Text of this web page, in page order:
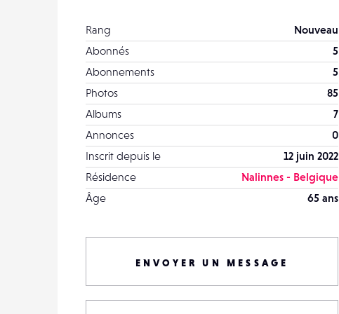
Rang
Nouveau
Abonnés
5
Abonnements
5
Photos
85
Albums
7
Annonces
0
Inscrit depuis le
12 juin 2022
Résidence
Nalinnes - Belgique
Âge
65 ans
ENVOYER UN MESSAGE